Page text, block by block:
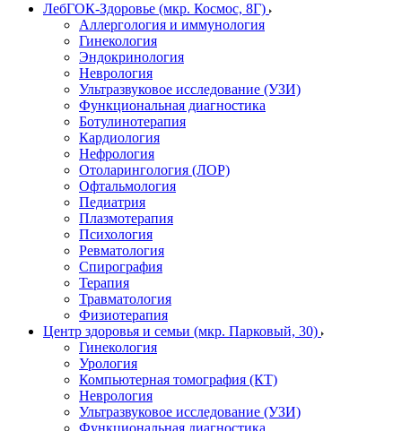
ЛебГОК-Здоровье (мкр. Космос, 8Г)
Аллергология и иммунология
Гинекология
Эндокринология
Неврология
Ультразвуковое исследование (УЗИ)
Функциональная диагностика
Ботулинотерапия
Кардиология
Нефрология
Отоларингология (ЛОР)
Офтальмология
Педиатрия
Плазмотерапия
Психология
Ревматология
Спирография
Терапия
Травматология
Физиотерапия
Центр здоровья и семьи (мкр. Парковый, 30)
Гинекология
Урология
Компьютерная томография (КТ)
Неврология
Ультразвуковое исследование (УЗИ)
Функциональная диагностика